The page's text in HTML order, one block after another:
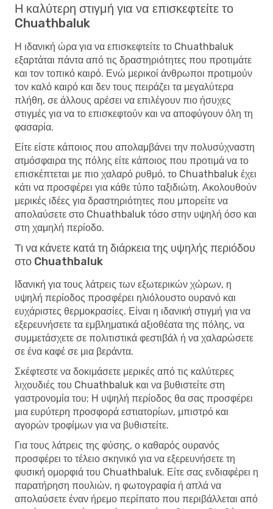
Η καλύτερη στιγμή για να επισκεφτείτε το
Chuathbaluk
Η ιδανική ώρα για να επισκεφτείτε το Chuathbaluk
εξαρτάται πάντα από τις δραστηριότητες που προτιμάτε
και τον τοπικό καιρό. Ενώ μερικοί άνθρωποι προτιμούν
τον καλό καιρό και δεν τους πειράζει τα μεγαλύτερα
πλήθη, σε άλλους αρέσει να επιλέγουν πιο ήσυχες
στιγμές για να το επισκεφτούν και να αποφύγουν όλη τη
φασαρία.
Είτε είστε κάποιος που απολαμβάνει την πολυσύχναστη
ατμόσφαιρα της πόλης είτε κάποιος που προτιμά να το
επισκέπτεται με πιο χαλαρό ρυθμό, το Chuathbaluk έχει
κάτι να προσφέρει για κάθε τύπο ταξιδιώτη. Ακολουθούν
μερικές ιδέες για δραστηριότητες που μπορείτε να
απολαύσετε στο Chuathbaluk τόσο στην υψηλή όσο και
στη χαμηλή περίοδο.
Τι να κάνετε κατά τη διάρκεια της υψηλής περιόδου
στο Chuathbaluk
Ιδανική για τους λάτρεις των εξωτερικών χώρων, η
υψηλή περίοδος προσφέρει ηλιόλουστο ουρανό και
ευχάριστες θερμοκρασίες. Είναι η ιδανική στιγμή για να
εξερευνήσετε τα εμβληματικά αξιοθέατα της πόλης, να
συμμετάσχετε σε πολιτιστικά φεστιβάλ ή να χαλαρώσετε
σε ένα καφέ σε μια βεράντα.
Σκέφτεστε να δοκιμάσετε μερικές από τις καλύτερες
λιχουδιές του Chuathbaluk και να βυθιστείτε στη
γαστρονομία του; Η υψηλή περίοδος θα σας προσφέρει
μια ευρύτερη προσφορά εστιατορίων, μπιστρό και
αγορών τροφίμων για να βυθιστείτε.
Για τους λάτρεις της φύσης, ο καθαρός ουρανός
προσφέρει το τέλειο σκηνικό για να εξερευνήσετε τη
φυσική ομορφιά του Chuathbaluk. Είτε σας ενδιαφέρει η
παρατήρηση πουλιών, η φωτογραφία ή απλά να
απολαύσετε έναν ήρεμο περίπατο που περιβάλλεται από